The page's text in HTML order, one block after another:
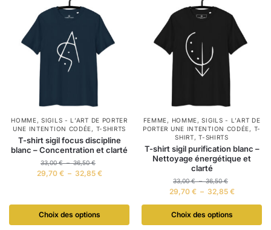
HOMME,SIGILS - L’ART DE PORTER
UNE INTENTION CODÉE, T-SHIRTS
T-shirt sigil focus discipline
blanc – Concentration et clarté
33,00€ – 36,50€
29,70 € – 32,85 €
Choix des options
FEMME, HOMME,SIGILS - L’ART DE
PORTER UNE INTENTION CODÉE, T-
SHIRT,T-SHIRTS
T-shirt sigil purification blanc –
Nettoyage énergétique et
clarté
33,00€ – 36,50€
29,70 € – 32,85 €
Choix des options